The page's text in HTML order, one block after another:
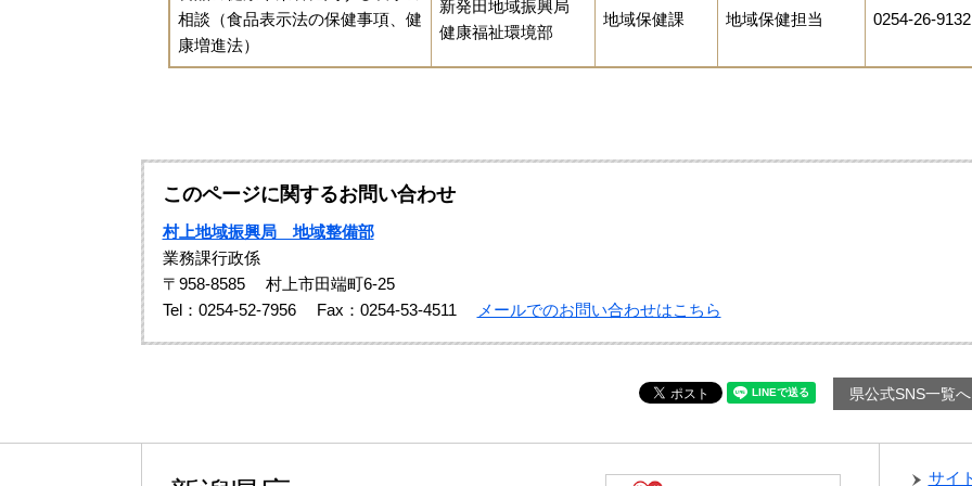
相談（食品表示法の保健事項、健
康増進法）
新発田地域振興局
健康福祉環境部
地域保健課 地域保健担当 0254-26-9132
このページに関するお問い合わせ
村上地域振興局 地域整備部
業務課行政係
〒958-8585
村上市田端町6-25
Tel：0254‐52‐7956
Fax：0254-53-4511 メールでのお問い合わせはこちら
県公式SNS一覧へ
サイ